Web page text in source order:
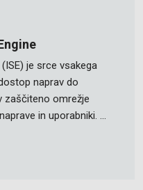
je srce vsakega
naprav do
zaščiteno omrežje
in uporabniki. ...